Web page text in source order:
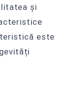
și
este